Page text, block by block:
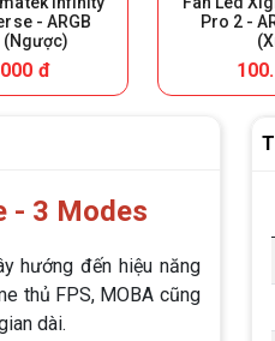
- ARGB
(Ngược)
đ
Pro 2 -
- 3 Modes
hướng đến hiệu năng
thủ FPS, MOBA cũng
dài.